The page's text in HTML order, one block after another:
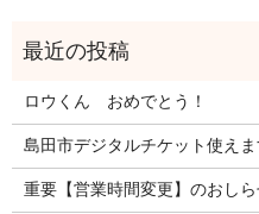
ロウくん おめでとう！
島田市デジタルチケット使えま
重要【営業時間変更】のおしら